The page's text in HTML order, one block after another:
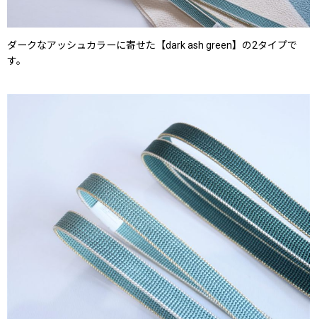
ダークなアッシュカラーに寄せた【dark ash green】の2タイプで
す。